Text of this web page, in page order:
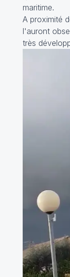
maritime.
A proximité
l'auront
très